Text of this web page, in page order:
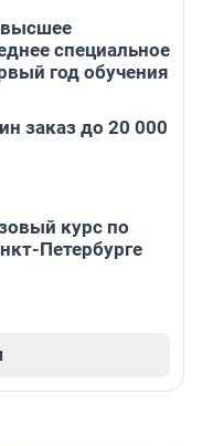
высшее
специальное
год обучения
заказ до 20 000
курс по
Петербурге